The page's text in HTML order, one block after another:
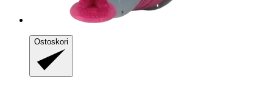
Ostoskori